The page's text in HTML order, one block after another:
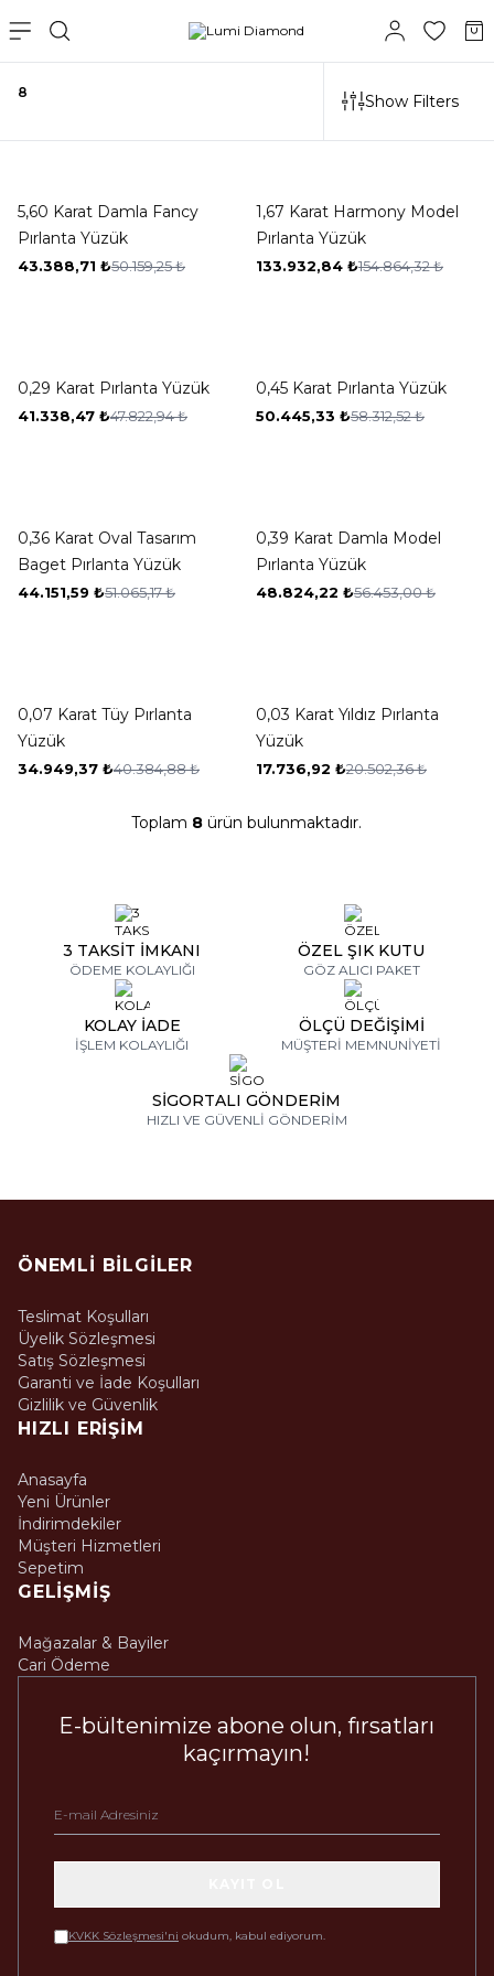
8 Show Filters
-13%
5,60 Karat Damla Fancy
Pırlanta Yüzük
43.388,71 ₺50.159,25₺
-14%
1,67 Karat Harmony Model
Pırlanta Yüzük
133.932,84₺154.864,32₺
-14%
0,29 Karat Pırlanta Yüzük
41.338,47 ₺47.822,94₺
-13%
0,45 Karat Pırlanta Yüzük
50.445,33 ₺58.312,52₺
-14%
0,36 Karat Oval Tasarım
Baget Pırlanta Yüzük
44.151,59 ₺51.065,17₺
-14%
0,39 Karat Damla Model
Pırlanta Yüzük
48.824,22 ₺56.453,00₺
-13%
0,07 Karat Tüy Pırlanta
Yüzük
34.949,37 ₺40.384,88₺
-13%
0,03 Karat Yıldız Pırlanta
Yüzük
17.736,92 ₺20.502,36₺
Toplam 8 ürün bulunmaktadır.
3 TAKSİT İMKANI
ÖDEME KOLAYLIĞI
ÖZEL ŞIK KUTU
GÖZ ALICI PAKET
KOLAY İADE
İŞLEM KOLAYLIĞI
ÖLÇÜ DEĞİŞİMİ
MÜŞTERİ MEMNUNİYETİ
SİGORTALI GÖNDERİM
HIZLI VE GÜVENLİ GÖNDERİM
ÖNEMLI BILGILER
Teslimat Koşulları
Üyelik Sözleşmesi
Satış Sözleşmesi
Garanti ve İade Koşulları
Gizlilik ve Güvenlik
HIZLI ERIŞIM
Anasayfa
Yeni Ürünler
İndirimdekiler
Müşteri Hizmetleri
Sepetim
GELIŞMIŞ
Mağazalar & Bayiler
Cari Ödeme
E-bültenimize abone olun, fırsatları
kaçırmayın!
KVKK Sözleşmesi'ni okudum, kabul ediyorum.